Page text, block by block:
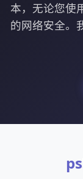
本，无论您使
的网络安全。